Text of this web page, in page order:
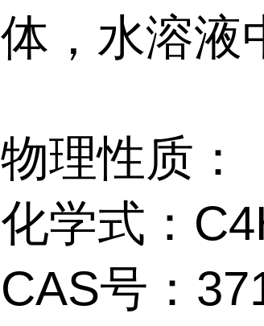
体，水溶液
物理性质：
化学式：
CAS号：